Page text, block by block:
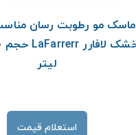
ماسک مو رطوبت رسان
لیتر
استعلام قیمت